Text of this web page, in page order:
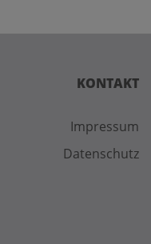
KONTAKT
Impressum
Datenschutz